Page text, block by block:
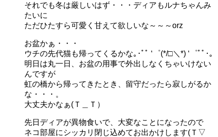
それでも冬は厳しいはず・・・ディアもルナちゃんみ
たいに
ただひたすら可愛く甘えて欲しいな～～～orz
お盆かぁ・・・
ウチの先代猫も帰ってくるかな｡･ﾟﾟ ‘゜(*/□＼*) ‘゜ﾟﾟ･｡
明日は丸一日、お盆の用事で外出しなくちゃいけない
んですが
虹の橋から帰ってきたとき、留守だったら寂しがるか
な・・・。
大丈夫かなぁ(Ｔ＿Ｔ）
先日ディアが異物食いで、大変なことになったので
ネコ部屋にシッカリ閉じ込めてお出かけします(Ｔ▽